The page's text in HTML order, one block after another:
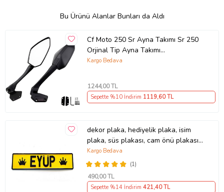
Bu Ürünü Alanlar Bunları da Aldı
Cf Moto 250 Sr Ayna Takımı Sr 250
Orjinal Tip Ayna Takımı
Kaliteli_Supermoto (Renksiz)
Kargo Bedava
1244,00 TL
Sepette %10 İndirim 1119,60 TL
dekor plaka, hediyelik plaka, isim
plaka, süs plakası, cam önü plakası,
tırcı plakası (Sarı-Siyah)
(1)
Kargo Bedava
490,00 TL
Sepette %14 İndirim 421,40 TL